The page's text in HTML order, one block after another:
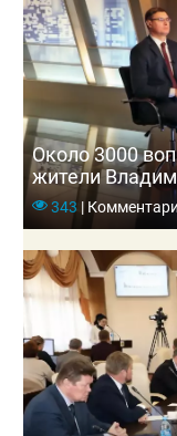
Около 3000
жители
«Прямой
343 |